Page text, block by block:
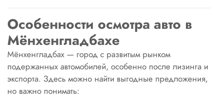
Особенности осмотра авто в
Мёнхенгладбахе
Мёнхенгладбах — город с развитым рынком
подержанных автомобилей, особенно после лизинга и
экспорта. Здесь можно найти выгодные предложения,
но важно понимать: